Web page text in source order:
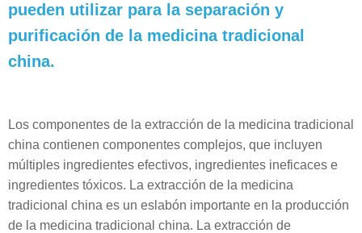
pueden utilizar para la separación y
purificación de la medicina tradicional
china.
Los componentes de la extracción de la medicina tradicional
china contienen componentes complejos, que incluyen
múltiples ingredientes efectivos, ingredientes ineficaces e
ingredientes tóxicos. La extracción de la medicina
tradicional china es un eslabón importante en la producción
de la medicina tradicional china. La extracción de